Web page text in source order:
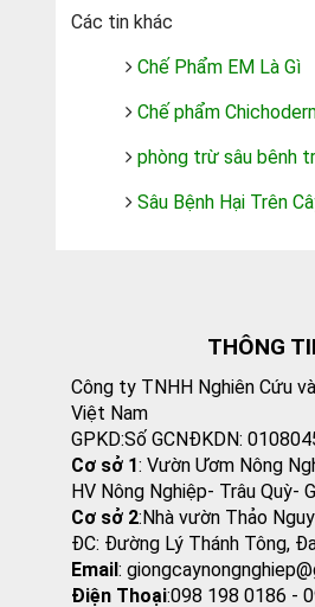
Các tin khác
Chế Phẩm EM Là Gì
Chế phẩm
phòng trừ sâu bênh
Sâu Bệnh Hại Trên
THÔNG
Công ty TNHH Nghiên Cứu
Việt Nam
GPKD:Số GCNĐKDN:
Cơ sở 1: Vườn Ươm Nông
HV Nông Nghiệp- Trâu Quỳ-
Cơ sở 2:Nhà vườn Thảo
ĐC: Đường Lý Thánh Tông,
Email:
Điện Thoại:098 198 0186 -